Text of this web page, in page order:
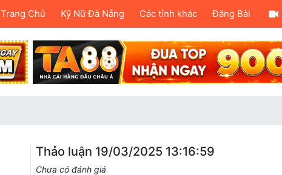
Trang Chủ Kỹ Nữ Đà Nẵng Các tỉnh khác Đăng Bài
Thảo luận 19/03/2025 13:16:59
Chưa có đánh giá